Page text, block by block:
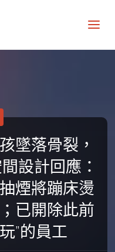
墜落骨裂，
設計回應：
煙將蹦床燙
已開除此前
”的員工